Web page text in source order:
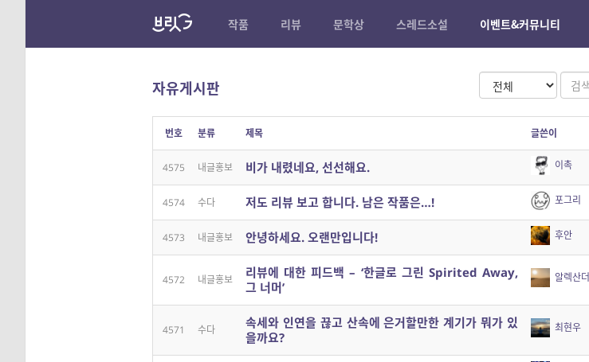
작품 리뷰 문학상 스레드소설 이벤트&커뮤니티
자유게시판
번호 분류 제목 글쓴이
4575 내글홍보 비가 내렸네요, 선선해요. 이촉
4574 수다 저도 리뷰 보고 합니다. 남은 작품은…! 포그리
4573 내글홍보 안녕하세요. 오랜만입니다! 후안
4572 내글홍보
리뷰에 대한 피드백 – ‘한글로 그린 Spirited Away,
그 너머’
알렉산더
4571 수다
속세와 인연을 끊고 산속에 은거할만한 계기가 뭐가 있
을까요?
최현우